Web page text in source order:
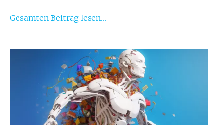
Gesamten Beitrag lesen...